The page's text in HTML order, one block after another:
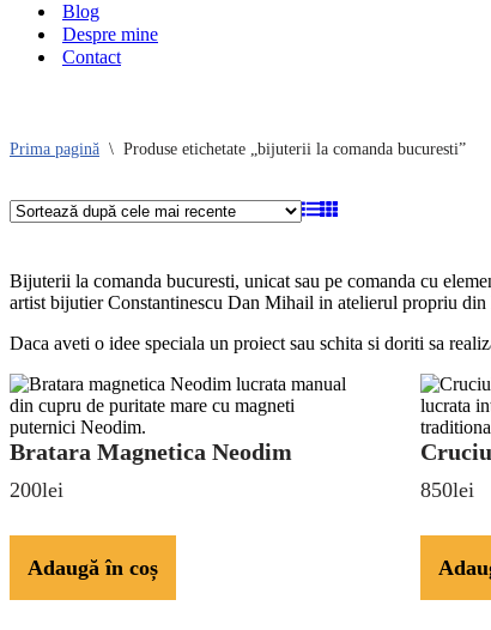
Blog
Despre mine
Contact
Prima pagină \ Produse etichetate „bijuterii la comanda bucuresti”
Bijuterii la comanda bucuresti, unicat sau pe comanda cu
artist bijutier Constantinescu Dan Mihail in atelierul propriu din
Daca aveti o idee speciala un proiect sau schita si doriti sa
Bratara
Neodim
Bratara Magnetica Neodim
200lei
Adaugă în coș
925
Email
850lei